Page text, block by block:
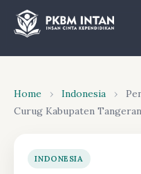
Home › Indonesia ›
Curug Kabupaten
INDONESIA